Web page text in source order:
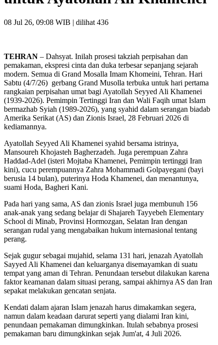
08 Jul 26, 09:08 WIB | dilihat 436
TEHRAN – Dahsyat. Inilah prosesi takziah perpisahan dan
pemakaman, ekspresi cinta dan duka terbesar sepanjang sejarah
modern. Semua di Grand Mosalla Imam Khomeini, Tehran. Hari
Sabtu (4/7/26) gerbang Grand Musolla terbuka untuk hari pertama
rangkaian perpisahan umat bagi Ayatollah Seyyed Ali Khamenei
(1939-2026). Pemimpin Tertinggi Iran dan Wali Faqih umat Islam
bermazhab Syiah (1989-2026), yang syahid dalam serangan biadab
Amerika Serikat (AS) dan Zionis Israel, 28 Februari 2026 di
kediamannya.
Ayatollah Seyyed Ali Khamenei syahid bersama istrinya,
Mansoureh Khojasteh Bagherzadeh. Juga perempuan Zahra
Haddad-Adel (isteri Mojtaba Khamenei, Pemimpin tertinggi Iran
kini), cucu perempuannya Zahra Mohammadi Golpayegani (bayi
berusia 14 bulan), puterinya Hoda Khamenei, dan menantunya,
suami Hoda, Bagheri Kani.
Pada hari yang sama, AS dan zionis Israel juga membunuh 156
anak-anak yang sedang belajar di Shajareh Tayyebeh Elementary
School di Minab, Provinsi Hormozgan, Selatan Iran dengan
serangan rudal yang mengabaikan hukum internasional tentang
perang.
Sejak gugur sebagai mujahid, selama 131 hari, jenazah Ayatollah
Sayyed Ali Khamenei dan keluarganya disemayamkan di suatu
tempat yang aman di Tehran. Penundaan tersebut dilakukan karena
faktor keamanan dalam situasi perang, sampai akhirnya AS dan Iran
sepakat melakukan gencatan senjata.
Kendati dalam ajaran Islam jenazah harus dimakamkan segera,
namun dalam keadaan darurat seperti yang dialami Iran kini,
penundaan pemakaman dimungkinkan. Itulah sebabnya prosesi
pemakaman baru dimungkinkan sejak Jum'at, 4 Juli 2026.